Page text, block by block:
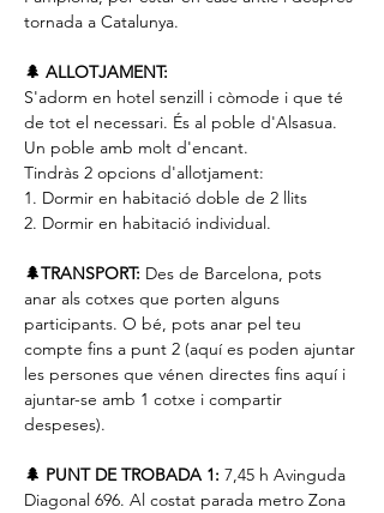
tornada a Catalunya.
🌲 ALLOTJAMENT:
S'adorm en hotel senzill i còmode i que té
de tot el necessari. És al poble d'Alsasua.
Un poble amb molt d'encant.
Tindràs 2 opcions d'allotjament:
1. Dormir en habitació doble de 2 llits
2. Dormir en habitació individual.
🌲TRANSPORT: Des de Barcelona, ​​pots
anar als cotxes que porten alguns
participants. O bé, pots anar pel teu
compte fins a punt 2 (aquí es poden ajuntar
les persones que vénen directes fins aquí i
ajuntar-se amb 1 cotxe i compartir
despeses).
🌲 PUNT DE TROBADA 1: 7,45 h Avinguda
Diagonal 696. Al costat parada metro Zona